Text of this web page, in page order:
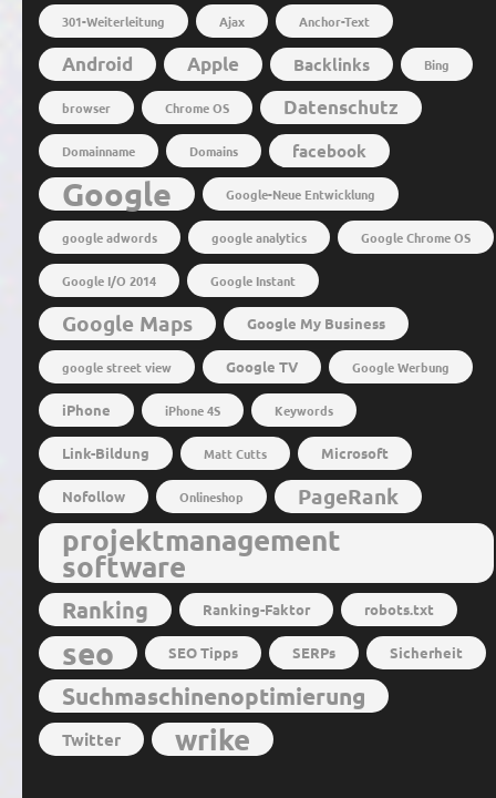
301-Weiterleitung Ajax Anchor-Text
Android Apple Backlinks Bing
browser Chrome OS Datenschutz
Domainname Domains facebook
Google Google-Neue Entwicklung
google adwords google analytics Google Chrome OS
Google I/O 2014 Google Instant
Google Maps Google My Business
google street view Google TV Google Werbung
iPhone iPhone 4S Keywords
Link-Bildung Matt Cutts Microsoft
Nofollow Onlineshop PageRank
projektmanagement
software
Ranking Ranking-Faktor robots.txt
seo SEO Tipps SERPs Sicherheit
Suchmaschinenoptimierung
Twitter wrike